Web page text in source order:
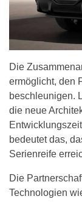
Die
ermöglicht, den
beschleunigen.
die neue
bedeutet das,
Serienreife
Die
Technologien